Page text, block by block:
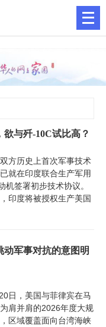
与歼-10C试比高？
方历史上首次军事技术
就在印度联合生产军用
机签署初步技术协议。
印度将被授权生产美国
动军事对抗的意图明
日，美国与菲律宾在马
肩并肩的2026年度大规
区域覆盖面向台湾海峡